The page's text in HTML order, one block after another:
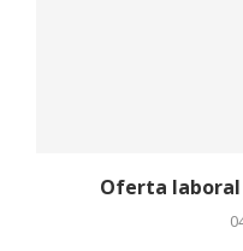
Oferta laboral